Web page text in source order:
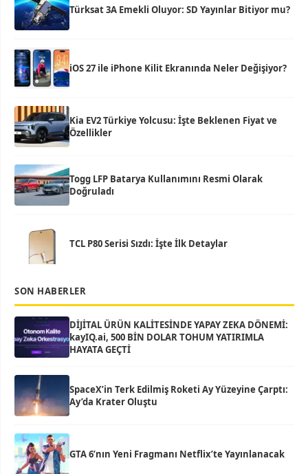
Türksat 3A Emekli Oluyor: SD Yayınlar Bitiyor mu?
iOS 27 ile iPhone Kilit Ekranında Neler Değişiyor?
Kia EV2 Türkiye Yolcusu: İşte Beklenen Fiyat ve
Özellikler
Togg LFP Batarya Kullanımını Resmi Olarak
Doğruladı
TCL P80 Serisi Sızdı: İşte İlk Detaylar
SON HABERLER
DİJİTAL ÜRÜN KALİTESİNDE YAPAY ZEKA DÖNEMİ:
kayIQ.ai, 500 BİN DOLAR TOHUM YATIRIMLA
HAYATA GEÇTİ
SpaceX’in Terk Edilmiş Roketi Ay Yüzeyine Çarptı:
Ay’da Krater Oluştu
GTA 6’nın Yeni Fragmanı Netflix’te Yayınlanacak